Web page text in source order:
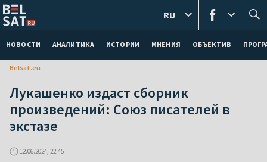
НОВОСТИ АНАЛИТИКА ИСТОРИИ МНЕНИЯ ОБЪЕКТИВ
RU
Belsat.eu
Лукашенко издаст сборник
произведений: Союз писателей в
экстазе
12.06.2024, 22:45